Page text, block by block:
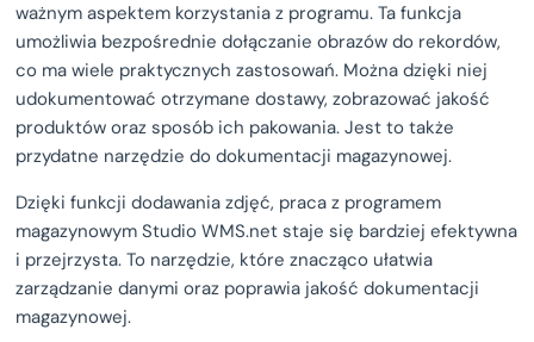
ważnym aspektem korzystania z programu. Ta funkcja
umożliwia bezpośrednie dołączanie obrazów do rekordów,
co ma wiele praktycznych zastosowań. Można dzięki niej
udokumentować otrzymane dostawy, zobrazować jakość
produktów oraz sposób ich pakowania. Jest to także
przydatne narzędzie do dokumentacji magazynowej.
Dzięki funkcji dodawania zdjęć, praca z programem
magazynowym Studio WMS.net staje się bardziej efektywna
i przejrzysta. To narzędzie, które znacząco ułatwia
zarządzanie danymi oraz poprawia jakość dokumentacji
magazynowej.